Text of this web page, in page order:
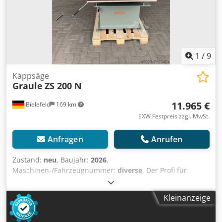
Dkjdpjn R A Ewofx Abyor 1 Stück Digitalanzeige in 230-Volt-
Ausführung 1 Stück schwere Zufuhrrollenbahn,
Anbauseite rechts, Länge 4.000 mm Maschinenlänge
11.700 mm komplett fahrbar Maschine auf Bohlen
verpackt Bilder zeigen Maschine eines Kunden. Auf
Wunsch auch mit 215 mm oder 240mm Schnitthöhe
1 /9
Bielefeld 169 km
Kappsäge
Graule ZS 200 N
11.965 €
EXW Festpreis zzgl. MwSt.
Anfragen Anrufen
Zustand: neu, Baujahr: 2026,
Maschinen-/Fahrzeugnummer: diverse, Der Profi für
Abläng-, Gehrungs- und Schifterschnitte Die ZS 200 N ist
für Abläng-, Gehrungs- und Schifterschnitte bestens
geeignet. Materialien wie Holz, PVC- und Aluminiumprofile
lassen sich sauber und präzise bearbeiten. Die
Kleinanzeige